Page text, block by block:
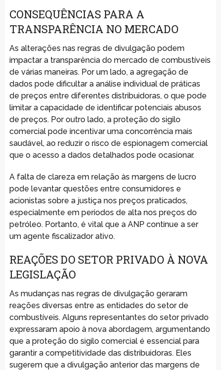
CONSEQUÊNCIAS PARA A
TRANSPARÊNCIA NO MERCADO
As alterações nas regras de divulgação podem
impactar a transparência do mercado de combustíveis
de várias maneiras. Por um lado, a agregação de
dados pode dificultar a análise individual de práticas
de preços entre diferentes distribuidoras, o que pode
limitar a capacidade de identificar potenciais abusos
de preços. Por outro lado, a proteção do sigilo
comercial pode incentivar uma concorrência mais
saudável, ao reduzir o risco de espionagem comercial
que o acesso a dados detalhados pode ocasionar.
A falta de clareza em relação às margens de lucro
pode levantar questões entre consumidores e
acionistas sobre a justiça nos preços praticados,
especialmente em períodos de alta nos preços do
petróleo. Portanto, é vital que a ANP continue a ser
um agente fiscalizador ativo.
REAÇÕES DO SETOR PRIVADO À NOVA
LEGISLAÇÃO
As mudanças nas regras de divulgação geraram
reações diversas entre as entidades do setor de
combustíveis. Alguns representantes do setor privado
expressaram apoio à nova abordagem, argumentando
que a proteção do sigilo comercial é essencial para
garantir a competitividade das distribuidoras. Eles
sugerem que a divulgação anterior das margens de